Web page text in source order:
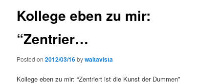
Kollege eben zu mir:
“Zentrier…
Posted on2012/03/16bywaltavista
Kollege eben zu mir: “Zentriert ist die Kunst der Dummen”